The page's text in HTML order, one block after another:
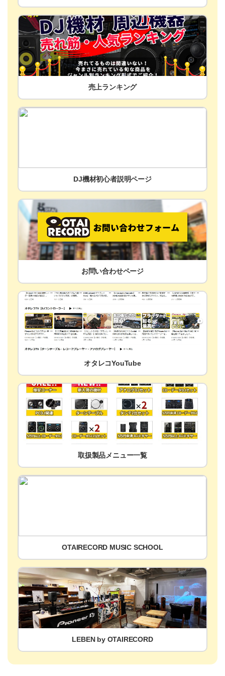
売上ランキング
DJ機材初心者説明ページ
お問い合わせページ
オタレコYouTube
取扱製品メニュー一覧
OTAIRECORD MUSIC SCHOOL
LEBEN by OTAIRECORD